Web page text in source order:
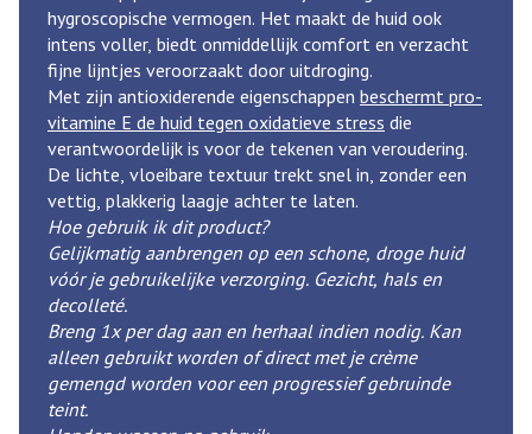
hygroscopische vermogen. Het maakt de huid ook
intens voller, biedt onmiddellijk comfort en verzacht
fijne lijntjes veroorzaakt door uitdroging.
Met zijn antioxiderende eigenschappen beschermt pro-
vitamine E de huid tegen oxidatieve stress die
verantwoordelijk is voor de tekenen van veroudering.
De lichte, vloeibare textuur trekt snel in, zonder een
vettig, plakkerig laagje achter te laten.
Hoe gebruik ik dit product?
Gelijkmatig aanbrengen op een schone, droge huid
vóór je gebruikelijke verzorging. Gezicht, hals en
decolleté.
Breng 1x per dag aan en herhaal indien nodig. Kan
alleen gebruikt worden of direct met je crème
gemengd worden voor een progressief gebruinde
teint.